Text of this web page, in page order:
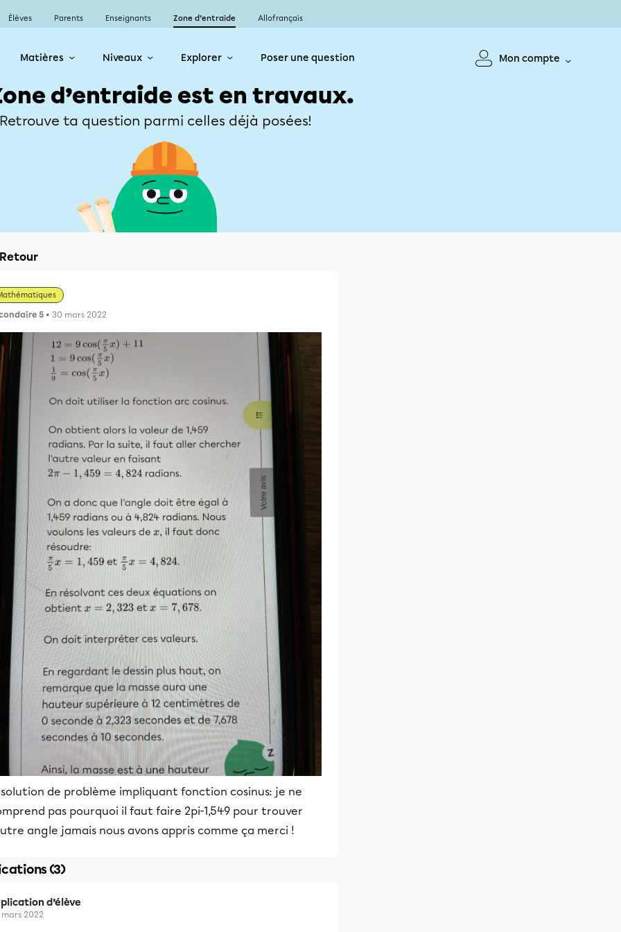
Élèves Parents Enseignants Zone d’entraide Allofrançais
Matières Niveaux Explorer Poser une question Mon compte
d’entraide est en travaux.
ta question parmi celles déjà posées!
Retour
5 • 30 mars 2022
de problème impliquant fonction cosinus: je ne
pas pourquoi il faut faire 2pi-1,549 pour trouver
angle jamais nous avons appris comme ça merci !
(3)
d’élève
2022